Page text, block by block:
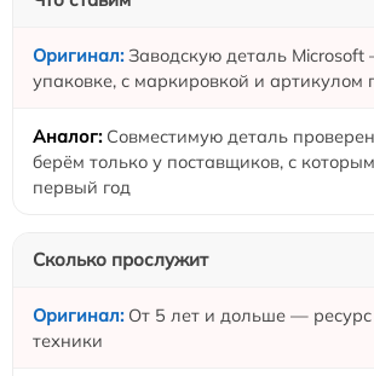
Заводскую деталь
упаковке, с маркировкой и артикулом
Совместимую деталь
берём только у поставщиков, с
первый год
Сколько прослужит
От 5 лет и дольше — ресурс
техники